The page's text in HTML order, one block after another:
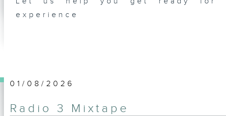
experience
01/08/2026
Radio 3 Mixtape